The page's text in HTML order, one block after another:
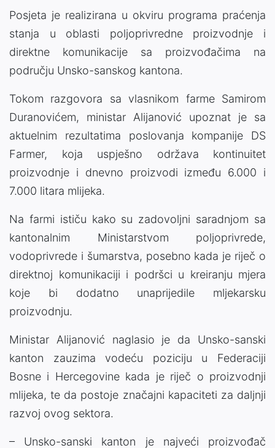
Posjeta je realizirana u okviru programa praćenja
stanja u oblasti poljoprivredne proizvodnje i
direktne komunikacije sa proizvođačima na
području Unsko-sanskog kantona.
Tokom razgovora sa vlasnikom farme Samirom
Duranovićem, ministar Alijanović upoznat je sa
aktuelnim rezultatima poslovanja kompanije DS
Farmer, koja uspješno održava kontinuitet
proizvodnje i dnevno proizvodi između 6.000 i
7.000 litara mlijeka.
Na farmi ističu kako su zadovoljni saradnjom sa
kantonalnim Ministarstvom poljoprivrede,
vodoprivrede i šumarstva, posebno kada je riječ o
direktnoj komunikaciji i podršci u kreiranju mjera
koje bi dodatno unaprijedile mljekarsku
proizvodnju.
Ministar Alijanović naglasio je da Unsko-sanski
kanton zauzima vodeću poziciju u Federaciji
Bosne i Hercegovine kada je riječ o proizvodnji
mlijeka, te da postoje značajni kapaciteti za daljnji
razvoj ovog sektora.
– Unsko-sanski kanton je najveći proizvođač